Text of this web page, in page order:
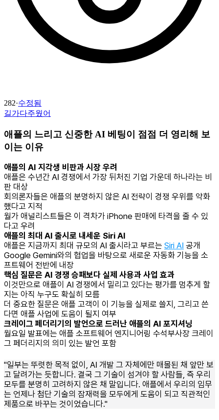
282·수정됨
길가다주웠어
애플의 느리고 신중한 AI 베팅이 점점 더 영리해 보
이는 이유
애플의 AI 지각생 비판과 시장 우려
애플은 수년간 AI 경쟁에서 가장 뒤처진 기업 가운데 하나라는 비
판 대상
회의론자들은 애플의 분명하지 않은 AI 전략이 경쟁 우위를 약화
했다고 지적
월가 애널리스트들은 이 격차가 iPhone 판매에 타격을 줄 수 있
다고 우려
애플의 최대 AI 출시로 내세운 Siri AI
애플은 지금까지 최대 규모의 AI 출시라고 부르는 Siri AI 공개
Google Gemini와의 협업을 바탕으로 새로운 자동화 기능을 소
프트웨어 전반에 내장
핵심 질문은 AI 경쟁 승패보다 실제 사용과 사업 효과
이것만으로 애플이 AI 경쟁에서 밀리고 있다는 평가를 멈추게 할
지는 아직 누구도 확실히 모름
더 중요한 질문은 애플 고객이 이 기능을 실제로 쓸지, 그리고 쓴
다면 애플 사업에 도움이 될지 여부
크레이그 페더리기의 발언으로 드러난 애플의 AI 포지셔닝
월요일 발표에는 애플 소프트웨어 엔지니어링 수석부사장 크레이
그 페더리지의 의미 있는 발언 포함
"일부는 뚜렷한 목적 없이, AI 개발 그 자체에만 매몰된 채 앞만 보
고 달려가는 듯합니다. 결국 그 기술이 섬겨야 할 사람들, 즉 우리
모두를 분명히 고려하지 않은 채 말입니다. 애플에서 우리의 임무
는 언제나 첨단 기술의 잠재력을 모두에게 도움이 되고 직관적인
제품으로 바꾸는 것이었습니다."